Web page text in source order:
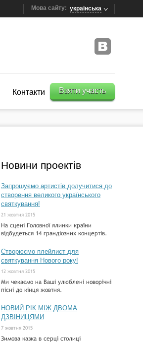
Мова сайту: українська
Контакти Взяти участь
Новини проектів
Запрошуємо артистів долучитися до
створення великого українського
святкування!
21 жовтня 2015
На сцені Головної ялинки країни
відбудеться 14 грандіозних концертів.
Створюємо плейлист для
святкування Нового року!
12 жовтня 2015
Ми чекаємо на Ваші улюблені новорічні
пісні до кінця жовтня.
НОВИЙ РІК МІЖ ДВОМА
ДЗВІНИЦЯМИ
7 жовтня 2015
Зимова казка в серці столиці